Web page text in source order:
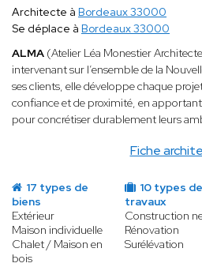
Fiche
Architecte à Bordeaux 33000
Se déplace à Bordeaux 33000
ALMA (Atelier Léa Monestier
intervenant sur l’ensemble de la
ses clients, elle développe chaque
confiance et de proximité, en
pour concrétiser durablement leurs
17 types de
biens
Extérieur
Maison individuelle
Chalet / Maison en
bois
10 types de
travaux
Construction
Rénovation
Surélévation